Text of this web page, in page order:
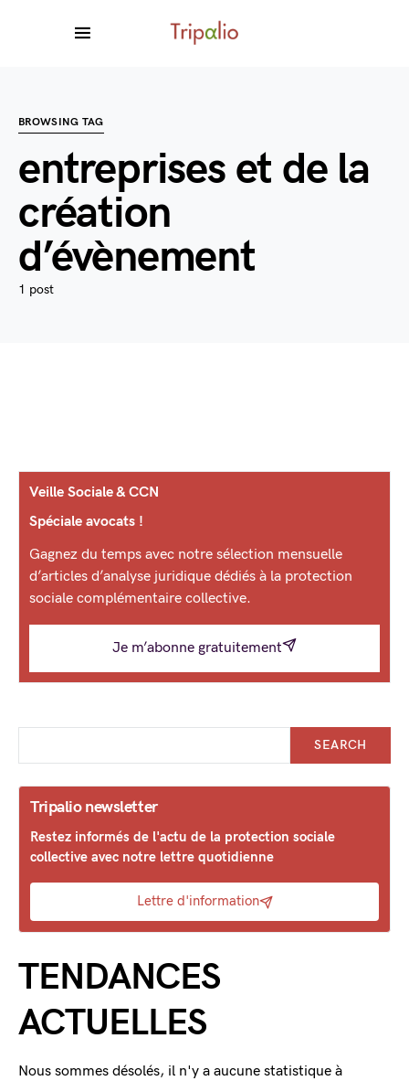
BROWSING TAG
entreprises et de la
création
d’évènement
1 post
Veille Sociale & CCN
Spéciale avocats !
Gagnez du temps avec notre sélection mensuelle
d’articles d’analyse juridique dédiés à la protection
sociale complémentaire collective.
Je m’abonne gratuitement
SEARCH
Tripalio newsletter
Restez informés de l'actu de la protection sociale
collective avec notre lettre quotidienne
Lettre d'information
TENDANCES
ACTUELLES
Nous sommes désolés, il n'y a aucune statistique à